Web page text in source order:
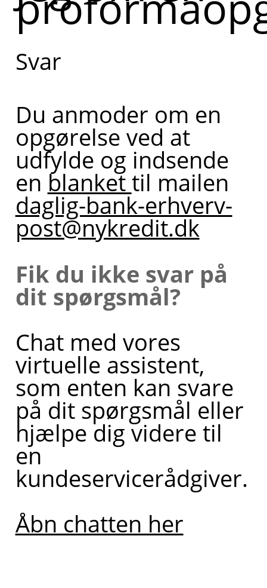
Svar
Du anmoder om en
opgørelse ved at
udfylde og indsende
en blankettil mailen
daglig-bank-erhverv-
post@nykredit.dk
Fik du ikke svar på
dit spørgsmål?
Chat med vores
virtuelle assistent,
som enten kan svare
på dit spørgsmål eller
hjælpe dig videre til
en
kundeservicerådgiver.
Åbn chatten her